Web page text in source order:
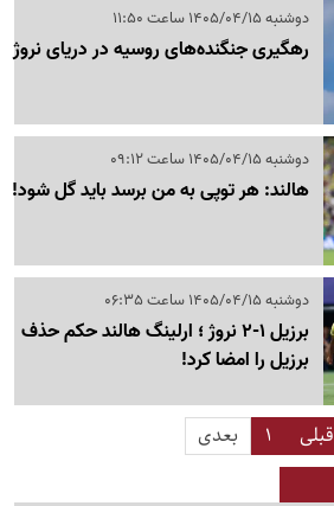
دوشنبه 1405/04/15 ساعت 11:50
رهگیری جنگنده‌های روسیه در دریای نروژ
دوشنبه 1405/04/15 ساعت 09:12
هالند: هر توپی به من برسد باید گل شود!
دوشنبه 1405/04/15 ساعت 06:35
برزیل 1-2 نروژ ؛ ارلینگ هالند حکم حذف
برزیل را امضا کرد!
قبلی 1
بعدی